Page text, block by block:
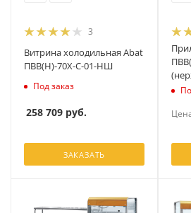
3
Витрина холодильная Abat
ПВВ(Н)-70Х-С-01-НШ
Под заказ
258 709 руб.
ЗАКАЗАТЬ